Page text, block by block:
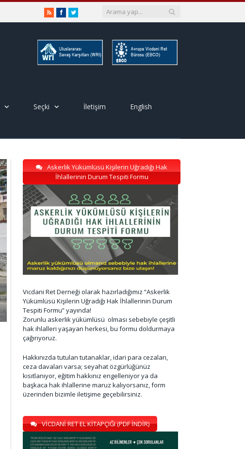
RSSFacebookTwitter
Seçki İletişim English
Askerlik Yükümlüsü Kişilerin Uğradığı Hak
İhlallerinin Durum Tespiti Formu
Vicdani Ret Derneği olarak hazırladığımız “Askerlik
Yükümlüsü Kişilerin Uğradığı Hak İhlallerinin Durum
Tespiti Formu” yayında!
Zorunlu askerlik yükümlüsü olması sebebiyle çeşitli
hak ihlalleri yaşayan herkesi, bu formu doldurmaya
çağırıyoruz.
Hakkınızda tutulan tutanaklar, idari para cezaları,
ceza davaları varsa; seyahat özgürlüğünüz
kısıtlanıyor, eğitim hakkınız engelleniyor ya da
başkaca hak ihlallerine maruz kalıyorsanız, form
üzerinden bizimle iletişime geçebilirsiniz.
VİCDANİ RET EL KİTAPÇIĞI (PDF İNDİR)